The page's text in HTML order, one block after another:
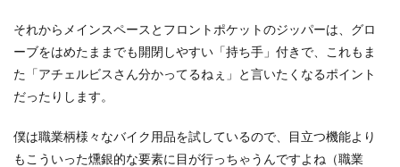
それからメインスペースとフロントポケットのジッパーは、グロ
ーブをはめたままでも開閉しやすい「持ち手」付きで、これもま
た「アチェルビスさん分かってるねぇ」と言いたくなるポイント
だったりします。
僕は職業柄様々なバイク用品を試しているので、目立つ機能より
もこういった燻銀的な要素に目が行っちゃうんですよね（職業